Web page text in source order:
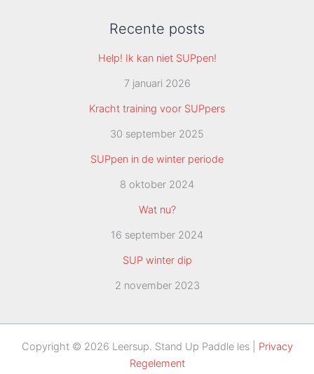
Recente posts
Help! Ik kan niet SUPpen!
7 januari 2026
Kracht training voor SUPpers
30 september 2025
SUPpen in de winter periode
8 oktober 2024
Wat nu?
16 september 2024
SUP winter dip
2 november 2023
Copyright © 2026 Leersup. Stand Up Paddle les | Privacy
Regelement